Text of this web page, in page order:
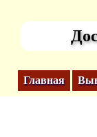
Главная